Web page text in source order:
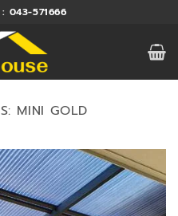
: 043-571666
MINI GOLD